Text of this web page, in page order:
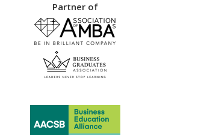
Partner of